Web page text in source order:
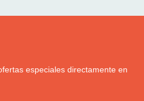
especiales directamente en